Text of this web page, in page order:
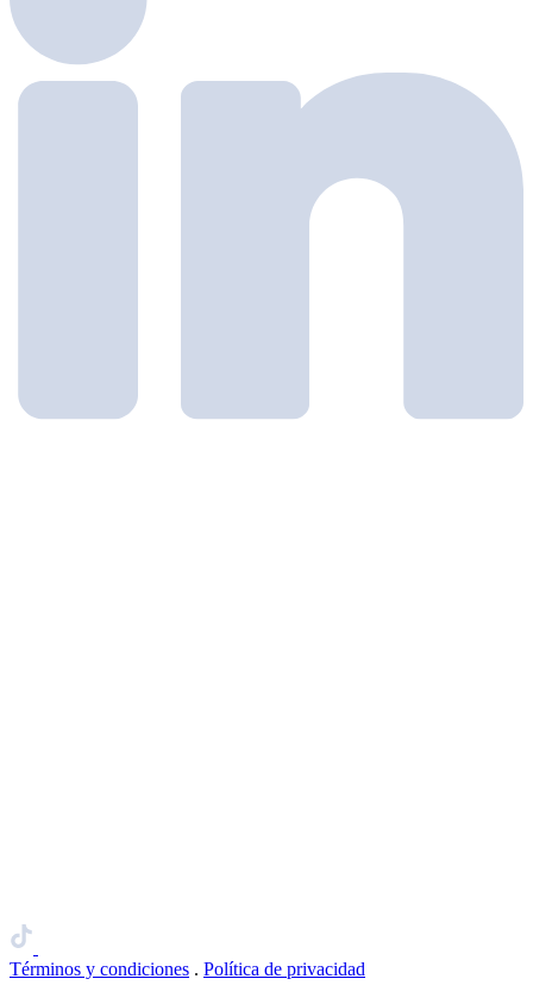
Términos y condiciones . Política de privacidad